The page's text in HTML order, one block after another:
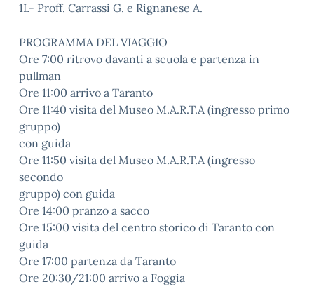
1L- Proff. Carrassi G. e Rignanese A.
PROGRAMMA DEL VIAGGIO
Ore 7:00 ritrovo davanti a scuola e partenza in
pullman
Ore 11:00 arrivo a Taranto
Ore 11:40 visita del Museo M.A.R.T.A (ingresso primo
gruppo)
con guida
Ore 11:50 visita del Museo M.A.R.T.A (ingresso
secondo
gruppo) con guida
Ore 14:00 pranzo a sacco
Ore 15:00 visita del centro storico di Taranto con
guida
Ore 17:00 partenza da Taranto
Ore 20:30/21:00 arrivo a Foggia